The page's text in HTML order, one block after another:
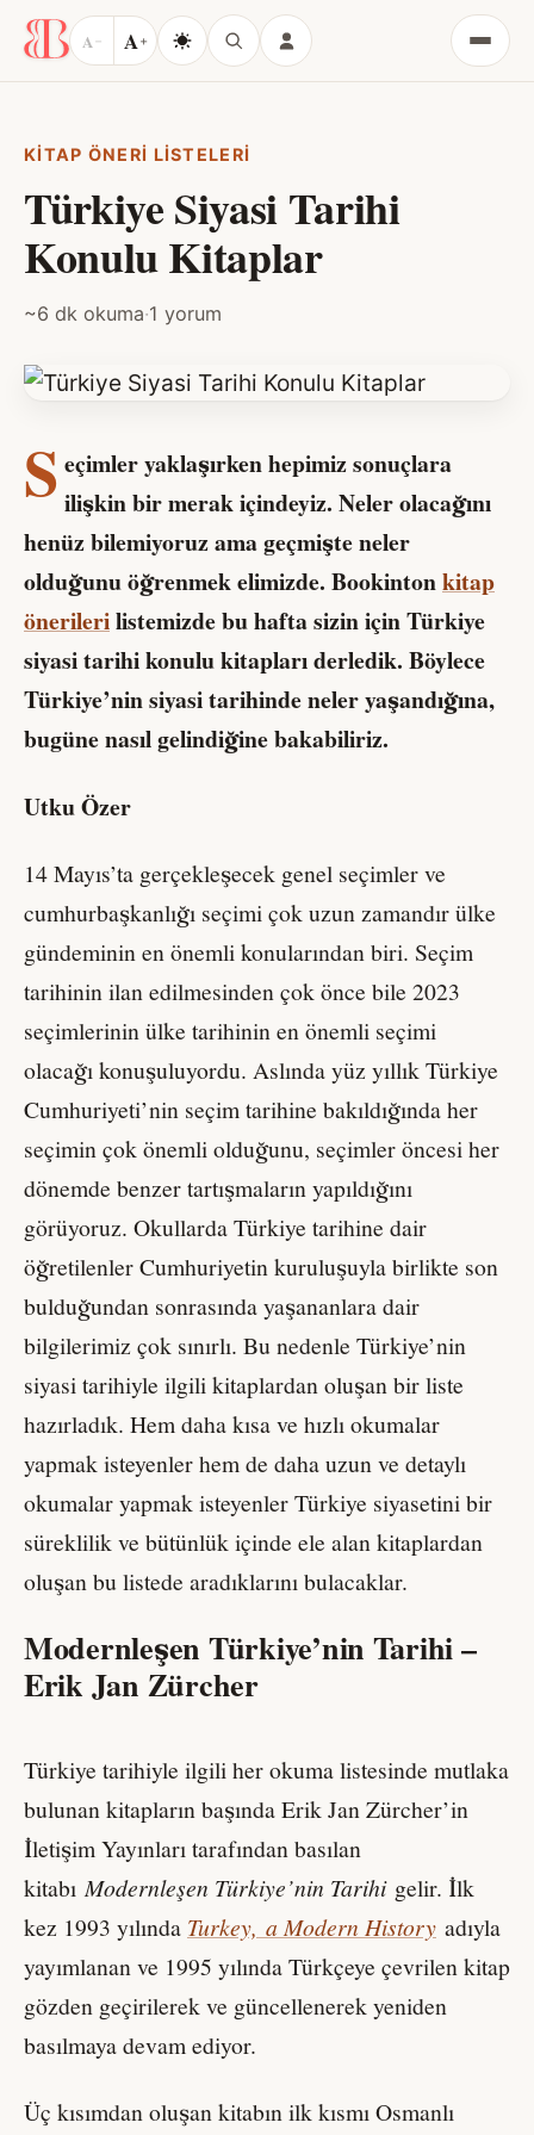
A − A+
Menü
KITAP ÖNERI LISTELERI
Türkiye Siyasi Tarihi
Konulu Kitaplar
~6 dk okuma·1 yorum
S eçimler yaklaşırken hepimiz sonuçlara
ilişkin bir merak içindeyiz. Neler olacağını
henüz bilemiyoruz ama geçmişte neler
olduğunu öğrenmek elimizde. Bookintonkitap
önerilerilistemizde bu hafta sizin için Türkiye
siyasi tarihi konulu kitapları derledik. Böylece
Türkiye’nin siyasi tarihinde neler yaşandığına,
bugüne nasıl gelindiğine bakabiliriz.
Utku Özer
14 Mayıs’ta gerçekleşecek genel seçimler ve
cumhurbaşkanlığı seçimi çok uzun zamandır ülke
gündeminin en önemli konularından biri. Seçim
tarihinin ilan edilmesinden çok önce bile 2023
seçimlerinin ülke tarihinin en önemli seçimi
olacağı konuşuluyordu. Aslında yüz yıllık Türkiye
Cumhuriyeti’nin seçim tarihine bakıldığında her
seçimin çok önemli olduğunu, seçimler öncesi her
dönemde benzer tartışmaların yapıldığını
görüyoruz. Okullarda Türkiye tarihine dair
öğretilenler Cumhuriyetin kuruluşuyla birlikte son
bulduğundan sonrasında yaşananlara dair
bilgilerimiz çok sınırlı. Bu nedenle Türkiye’nin
siyasi tarihiyle ilgili kitaplardan oluşan bir liste
hazırladık. Hem daha kısa ve hızlı okumalar
yapmak isteyenler hem de daha uzun ve detaylı
okumalar yapmak isteyenler Türkiye siyasetini bir
süreklilik ve bütünlük içinde ele alan kitaplardan
oluşan bu listede aradıklarını bulacaklar.
Modernleşen Türkiye’nin Tarihi –
Erik Jan Zürcher
Türkiye tarihiyle ilgili her okuma listesinde mutlaka
bulunan kitapların başında Erik Jan Zürcher’in
İletişim Yayınları tarafından basılan
kitabıModernleşen Türkiye’nin Tarihi gelir. İlk
kez 1993 yılında Turkey, a Modern History adıyla
yayımlanan ve 1995 yılında Türkçeye çevrilen kitap
gözden geçirilerek ve güncellenerek yeniden
basılmaya devam ediyor.
Üç kısımdan oluşan kitabın ilk kısmı Osmanlı